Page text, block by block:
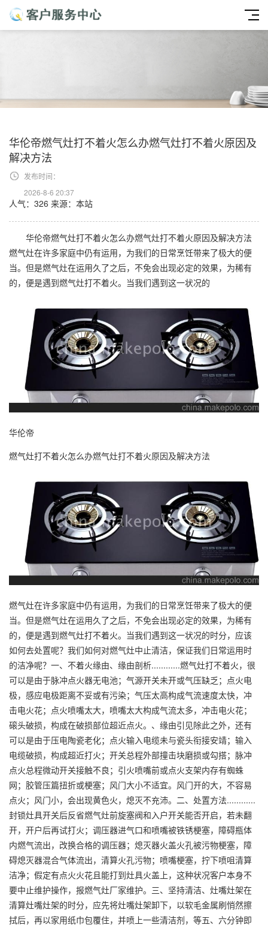
华伦帝燃气灶打不着火怎么办燃气灶打不着火原因及
解决方法
发布时间：
2026-8-6 20:37
人气：326 来源：本站
华伦帝燃气灶打不着火怎么办燃气灶打不着火原因及解决方法
燃气灶在许多家庭中仍有运用，为我们的日常烹饪带来了极大的便
当。但是燃气灶在运用久了之后，不免会出现必定的效果，为稀有
的，便是遇到燃气灶打不着火。当我们遇到这一状况的
华伦帝
燃气灶打不着火怎么办燃气灶打不着火原因及解决方法
燃气灶在许多家庭中仍有运用，为我们的日常烹饪带来了极大的便
当。但是燃气灶在运用久了之后，不免会出现必定的效果，为稀有
的，便是遇到燃气灶打不着火。当我们遇到这一状况的时分，应该
如何去处置呢？我们如何对燃气灶中止清洁，保证我们日常运用时
的洁净呢？一、不着火缘由、缘由剖析............燃气灶打不着火，很
可以是由于脉冲点火器无电池；气源开关未开或气压缺乏；点火电
极，感应电极距离不妥或有污染；气压太高构成气流速度太快，冲
击电火花；点火喷嘴太大，喷嘴太大构成气流太多，冲击电火花；
磙头破损，构成在破损部位超近点火。、缘由引见除此之外，还有
可以是由于压电陶瓷老化；点火输入电缆未与瓷头衔接安靖；输入
电缆破损，构成超近打火；开关总程外部撞击块磨损或勾搭；脉冲
点火总程微动开关接触不良；引火喷嘴前或点火支架内存有蜘蛛
网；胶管压篇扭折或梗塞；风门大小不适宜。风门开的大，不容易
点火；风门小，会出现黄色火，熄灭不充沛。二、处置方法............
封锁灶具开关后反省燃气灶前旋塞阀和入户开关能否开启，若未翻
开，开户后再试打火；调压器进气口和喷嘴被铁锈梗塞，障碍瓶体
内燃气流出，改换合格的调压器；熄灭器火盖火孔被污物梗塞，障
碍熄灭器混合气体流出，清算火孔污物；喷嘴梗塞，拧下喷咀清算
洁净；假定有点火火花且能打到灶具火盖上，这种状况客户本身不
要中止维护操作，报燃气灶厂家维护。三、坚持清洁、灶嘴灶架在
清算灶嘴灶架的时分，应先将灶嘴灶架卸下，以软毛金属刷悄然擦
拭后，再以家用纸巾包覆住，并喷上一些清洁剂，等五、六分钟即